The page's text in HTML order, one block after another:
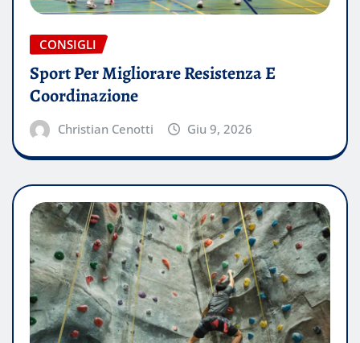
CONSIGLI
Sport Per Migliorare Resistenza E
Coordinazione
Christian Cenotti Giu 9, 2026